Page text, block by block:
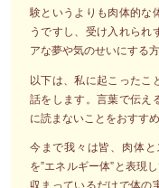
験というよりも肉体的な
うですし、受け入れられ
アな夢や気のせいにする
以下は、私に起こったこ
話をします。言葉で伝え
に読まないことをおすす
今まで我々は皆、肉体
を”エネルギー体”と表現
収まっているだけで体の